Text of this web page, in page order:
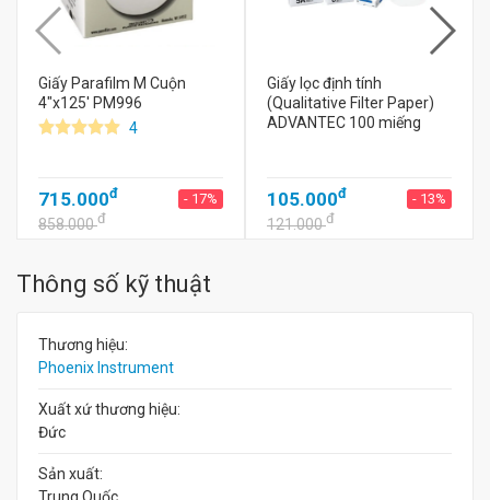
Giấy Parafilm M Cuộn
4"x125' PM996
4
715.000đ - 17%
858.000đ
Giấy lọc định tính
(Qualitative Filter Paper)
ADVANTEC 100 miếng
105.000đ - 13%
121.000đ
Thông số kỹ thuật
Thương hiệu:
Phoenix Instrument
Xuất xứ thương hiệu:
Đức
Sản xuất: